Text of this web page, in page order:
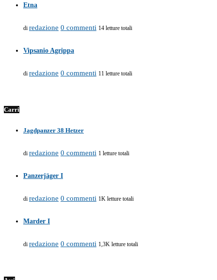
Etna
di redazione 0 commenti 14 letture totali
Vipsanio Agrippa
di redazione 0 commenti 11 letture totali
Carri
Jagdpanzer 38 Hetzer
di redazione 0 commenti 1 letture totali
Panzerjäger I
di redazione 0 commenti 1K letture totali
Marder I
di redazione 0 commenti 1,3K letture totali